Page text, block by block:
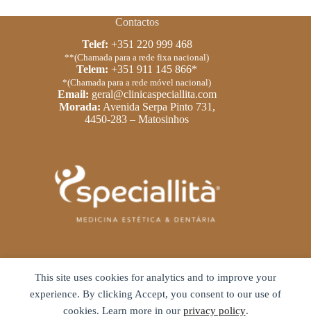
This site uses cookies for analytics and to improve your
experience. By clicking Accept, you consent to our use of
cookies. Learn more in our privacy policy.
Contactos
Telef: +351 220 999 468
**(Chamada para a rede fixa nacional)
Telem: +351 911 145 866*
*(Chamada para a rede móvel nacional)
Email: geral@clinicaspeciallita.com
Morada: Avenida Serpa Pinto 731,
4450-283 – Matosinhos
Política de privacidade
Termos e condições
Livro de reclamações